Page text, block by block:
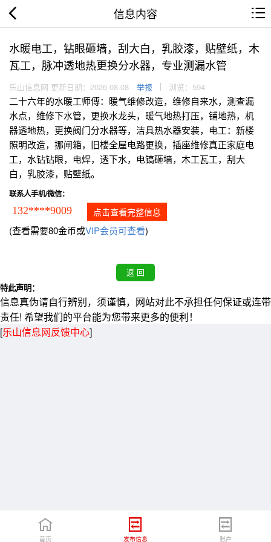
信息内容
水暖电工，钻眼砸墙，刮大白，乳胶漆，贴壁纸，木
瓦工，脉冲透地热更换分水器，专业测漏水管
乐山信息网 更新日期：2026-08-08 举报 浏览：594
二十六年的水暖工师傅：暖气维修改造，维修自来水，测查漏
水点，维修下水管，更换水龙头，暖气地热打压，铺地热，机
器透地热，更换阀门分水器等，洁具热水器安装，电工：新楼
照明改造，挪闸箱，旧楼全屋电路更换，插座维修真正家庭电
工，水钻钻眼，电焊，透下水，电镐砸墙，木工瓦工，刮大
白，乳胶漆，贴壁纸。
联系人手机/微信：
132****9009 点击查看完整信息
(查看需要80金币或VIP会员可查看)
特此声明：
信息真伪请自行辨别，须谨慎，网站对此不承担任何保证或连带
责任! 希望我们的平台能为您带来更多的便利！
[乐山信息网反馈中心]
首页 发布信息 账户